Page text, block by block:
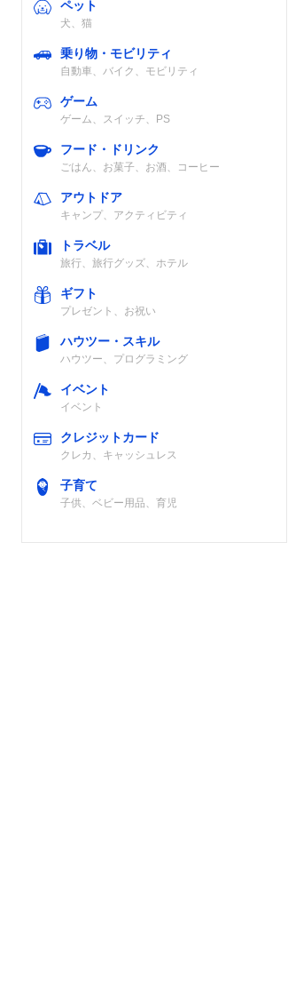
ペット
犬、猫
乗り物・モビリティ
自動車、バイク、モビリティ
ゲーム
ゲーム、スイッチ、PS
フード・ドリンク
ごはん、お菓子、お酒、コーヒー
アウトドア
キャンプ、アクティビティ
トラベル
旅行、旅行グッズ、ホテル
ギフト
プレゼント、お祝い
ハウツー・スキル
ハウツー、プログラミング
イベント
イベント
クレジットカード
クレカ、キャッシュレス
子育て
子供、ベビー用品、育児